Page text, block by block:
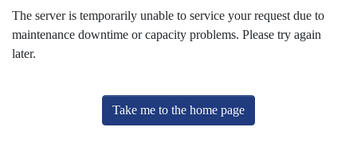
The server is temporarily unable to service your request due to
maintenance downtime or capacity problems. Please try again
later.
Take me to the home page